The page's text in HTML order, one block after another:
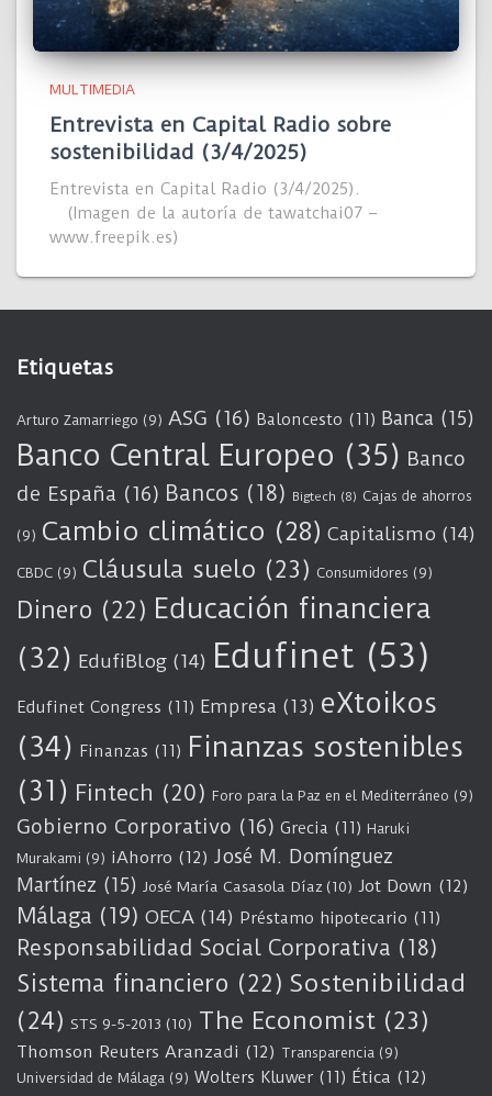
MULTIMEDIA
Entrevista en Capital Radio sobre
sostenibilidad (3/4/2025)
Entrevista en Capital Radio (3/4/2025).
(Imagen de la autoría de tawatchai07 –
www.freepik.es)
Etiquetas
Arturo Zamarriego (9) ASG (16) Baloncesto (11) Banca (15)
Banco Central Europeo (35) Banco
de España (16) Bancos (18) Bigtech (8) Cajas de ahorros
(9) Cambio climático (28) Capitalismo (14)
CBDC (9) Cláusula suelo (23) Consumidores (9)
Dinero (22) Educación financiera
(32) EdufiBlog (14) Edufinet (53)
Edufinet Congress (11) Empresa (13) eXtoikos
(34) Finanzas (11) Finanzas sostenibles
(31) Fintech (20) Foro para la Paz en el Mediterráneo (9)
Gobierno Corporativo (16) Grecia (11) Haruki
Murakami (9) iAhorro (12) José M. Domínguez
Martínez (15) José María Casasola Díaz (10) Jot Down (12)
Málaga (19) OECA (14) Préstamo hipotecario (11)
Responsabilidad Social Corporativa (18)
Sistema financiero (22) Sostenibilidad
(24) STS 9-5-2013 (10) The Economist (23)
Thomson Reuters Aranzadi (12) Transparencia (9)
Universidad de Málaga (9) Wolters Kluwer (11) Ética (12)